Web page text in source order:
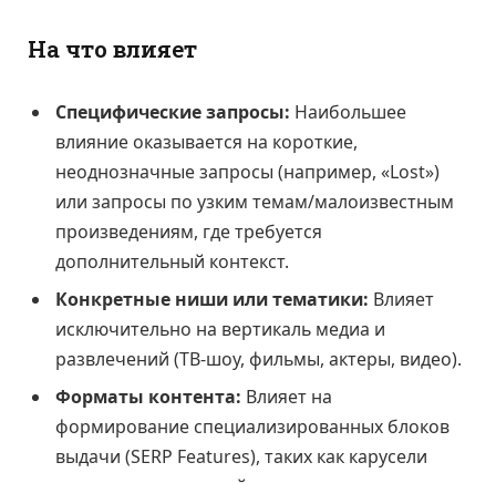
На что влияет
Специфические запросы: Наибольшее
влияние оказывается на короткие,
неоднозначные запросы (например, «Lost»)
или запросы по узким темам/малоизвестным
произведениям, где требуется
дополнительный контекст.
Конкретные ниши или тематики: Влияет
исключительно на вертикаль медиа и
развлечений (ТВ-шоу, фильмы, актеры, видео).
Форматы контента: Влияет на
формирование специализированных блоков
выдачи (SERP Features), таких как карусели